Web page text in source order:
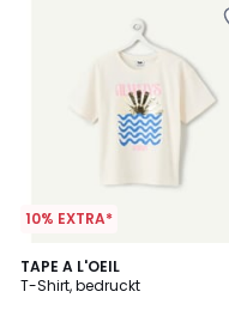
10% EXTRA*
TAPE A L'OEIL
T-Shirt, bedruckt
3
Farben